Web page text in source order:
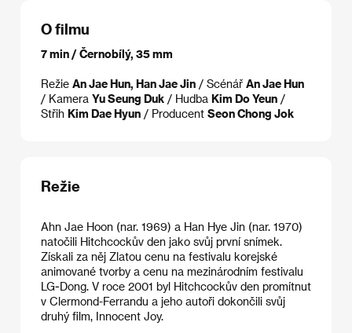
O filmu
7 min / Černobílý, 35 mm
Režie An Jae Hun, Han Jae Jin / Scénář An Jae Hun
/ Kamera Yu Seung Duk / Hudba Kim Do Yeun /
Střih Kim Dae Hyun / Producent Seon Chong Jok
Režie
Ahn Jae Hoon (nar. 1969) a Han Hye Jin (nar. 1970)
natočili Hitchcockův den jako svůj první snímek.
Získali za něj Zlatou cenu na festivalu korejské
animované tvorby a cenu na mezinárodním festivalu
LG-Dong. V roce 2001 byl Hitchcockův den promítnut
v Clermond-Ferrandu a jeho autoři dokončili svůj
druhý film, Innocent Joy.